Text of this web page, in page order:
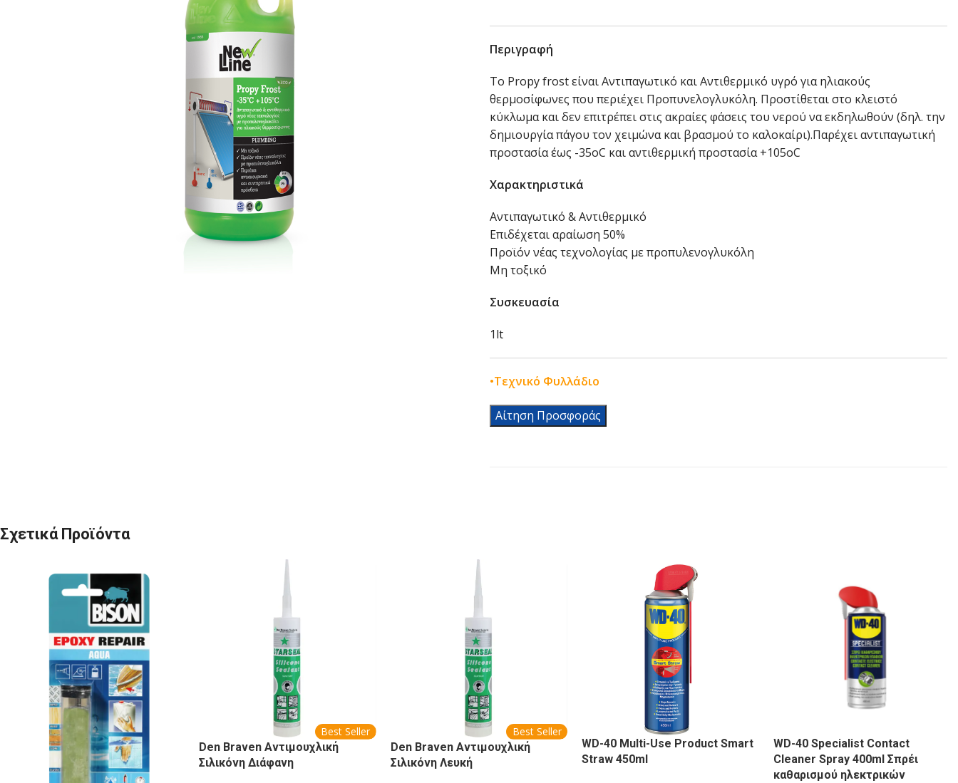
Περιγραφή
Το Propy frost είναι Αντιπαγωτικό και Αντιθερμικό υγρό για ηλιακούς
θερμοσίφωνες που περιέχει Προπυνελογλυκόλη. Προστίθεται στο κλειστό
κύκλωμα και δεν επιτρέπει στις ακραίες φάσεις του νερού να εκδηλωθούν (δηλ. την
δημιουργία πάγου τον χειμώνα και βρασμού το καλοκαίρι).Παρέχει αντιπαγωτική
προστασία έως -35oC και αντιθερμική προστασία +105oC
Χαρακτηριστικά
Αντιπαγωτικό & Αντιθερμικό
Επιδέχεται αραίωση 50%
Προϊόν νέας τεχνολογίας με προπυλενογλυκόλη
Μη τοξικό
Συσκευασία
1lt
•Τεχνικό Φυλλάδιο
Αίτηση Προσφοράς
Σχετικά Προϊόντα
Best Seller
Den Braven Αντιμουχλική
Σιλικόνη Διάφανη
Best Seller
Den Braven Αντιμουχλική
Σιλικόνη Λευκή
WD-40 Multi-Use Product Smart
Straw 450ml
WD-40 Specialist Contact
Cleaner Spray 400ml Σπρέι
καθαρισμού ηλεκτρικών